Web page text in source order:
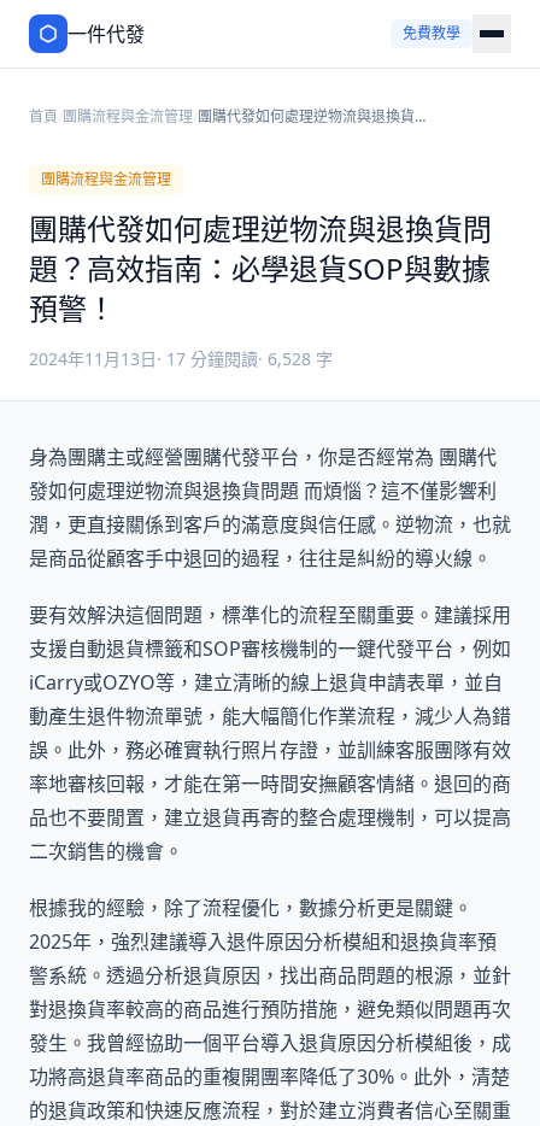
一件代發 免費教學
首頁/團購流程與金流管理/團購代發如何處理逆物流與退換貨問
團購流程與金流管理
團購代發如何處理逆物流與退換貨問
題？高效指南：必學退貨SOP與數據
預警！
2024年11月13日· 17 分鐘閱讀· 6,528 字
身為團購主或經營團購代發平台，你是否經常為 團購代
發如何處理逆物流與退換貨問題 而煩惱？這不僅影響利
潤，更直接關係到客戶的滿意度與信任感。逆物流，也就
是商品從顧客手中退回的過程，往往是糾紛的導火線。
要有效解決這個問題，標準化的流程至關重要。建議採用
支援自動退貨標籤和SOP審核機制的一鍵代發平台，例如
iCarry或OZYO等，建立清晰的線上退貨申請表單，並自
動產生退件物流單號，能大幅簡化作業流程，減少人為錯
誤。此外，務必確實執行照片存證，並訓練客服團隊有效
率地審核回報，才能在第一時間安撫顧客情緒。退回的商
品也不要閒置，建立退貨再寄的整合處理機制，可以提高
二次銷售的機會。
根據我的經驗，除了流程優化，數據分析更是關鍵。
2025年，強烈建議導入退件原因分析模組和退換貨率預
警系統。透過分析退貨原因，找出商品問題的根源，並針
對退換貨率較高的商品進行預防措施，避免類似問題再次
發生。我曾經協助一個平台導入退貨原因分析模組後，成
功將高退貨率商品的重複開團率降低了30%。此外，清楚
的退貨政策和快速反應流程，對於建立消費者信心至關重